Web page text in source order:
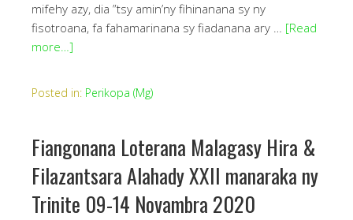
mifehy azy, dia ”tsy amin’ny fihinanana sy ny
fisotroana, fa fahamarinana sy fiadanana ary … [Read
more…]
Posted in: Perikopa (Mg)
Fiangonana Loterana Malagasy Hira &
Filazantsara Alahady XXII manaraka ny
Trinite 09-14 Novambra 2020